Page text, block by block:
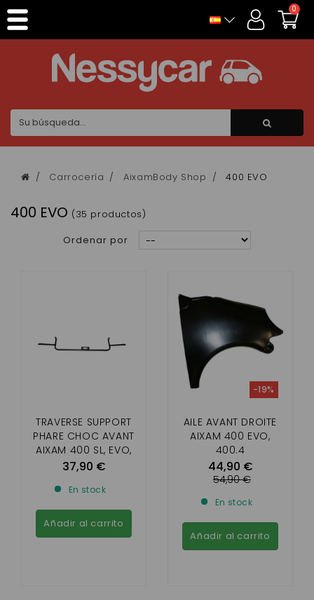
0
Carrocería AixamBody Shop 400 EVO
400 EVO (35 productos)
Ordenar por
TRAVERSE SUPPORT
PHARE CHOC AVANT
AIXAM 400 SL, EVO,
400.4
37,90 €
En stock
Añadir al carrito
AILE AVANT DROITE
AIXAM 400 EVO,
400.4
44,90 €
-19%
54,90 €
En stock
Añadir al carrito
Panel de gestión de cookies